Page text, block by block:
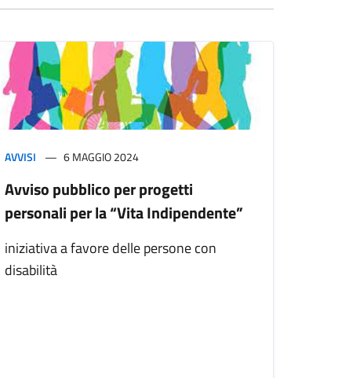
AVVISI 6 MAGGIO 2024
Avviso pubblico per progetti
personali per la “Vita Indipendente”
iniziativa a favore delle persone con
disabilità